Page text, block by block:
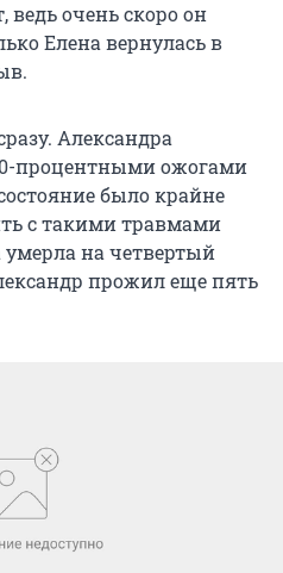
очень скоро он
Елена вернулась в
Александра
процентными ожогами
было крайне
с такими травмами
на четвертый
прожил еще пять